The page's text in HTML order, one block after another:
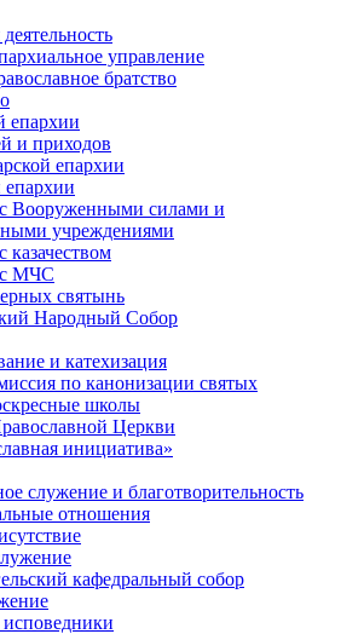
управление
братство
епархии
и приходов
епархии
епархии
Вооруженными силами и
учреждениями
казачеством
с МЧС
святынь
Народный Собор
и катехизация
по канонизации святых
школы
Церкви
инициатива»
служение и благотворительность
отношения
кафедральный собор